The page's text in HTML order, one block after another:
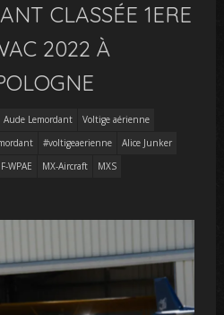
CLASSÉE 1ERE
2022 À
Aude Lemordant
Voltige aérienne
#voltigeaerienne
Alice Junker
F-WPAE MX-Aircraft
MXS